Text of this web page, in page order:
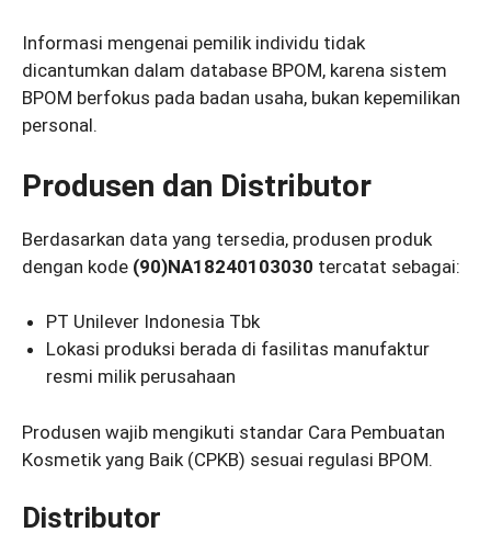
Informasi mengenai pemilik individu tidak
dicantumkan dalam database BPOM, karena sistem
BPOM berfokus pada badan usaha, bukan kepemilikan
personal.
Produsen dan Distributor
Berdasarkan data yang tersedia, produsen produk
dengan kode (90)NA18240103030 tercatat sebagai:
PT Unilever Indonesia Tbk
Lokasi produksi berada di fasilitas manufaktur
resmi milik perusahaan
Produsen wajib mengikuti standar Cara Pembuatan
Kosmetik yang Baik (CPKB) sesuai regulasi BPOM.
Distributor